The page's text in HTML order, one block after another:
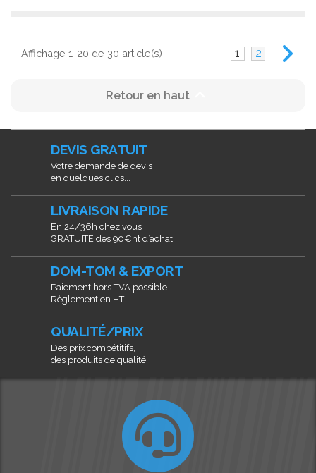
Affichage 1-20 de 30 article(s) 1 2
Retour en haut
DEVIS GRATUIT
Votre demande de devis
en quelques clics...
LIVRAISON RAPIDE
En 24/36h chez vous
GRATUITE dès 90€ht d’achat
DOM-TOM & EXPORT
Paiement hors TVA possible
Règlement en HT
QUALITÉ/PRIX
Des prix compétitifs,
des produits de qualité